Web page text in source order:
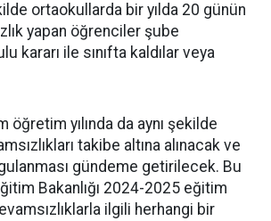
ortaokullarda bir yılda 20 günün
yapan öğrenciler şube
kararı ile sınıfta kaldılar veya
yılında da aynı şekilde
takibe altına alınacak ve
gündeme getirilecek. Bu
Bakanlığı 2024-2025 eğitim
ilgili herhangi bir